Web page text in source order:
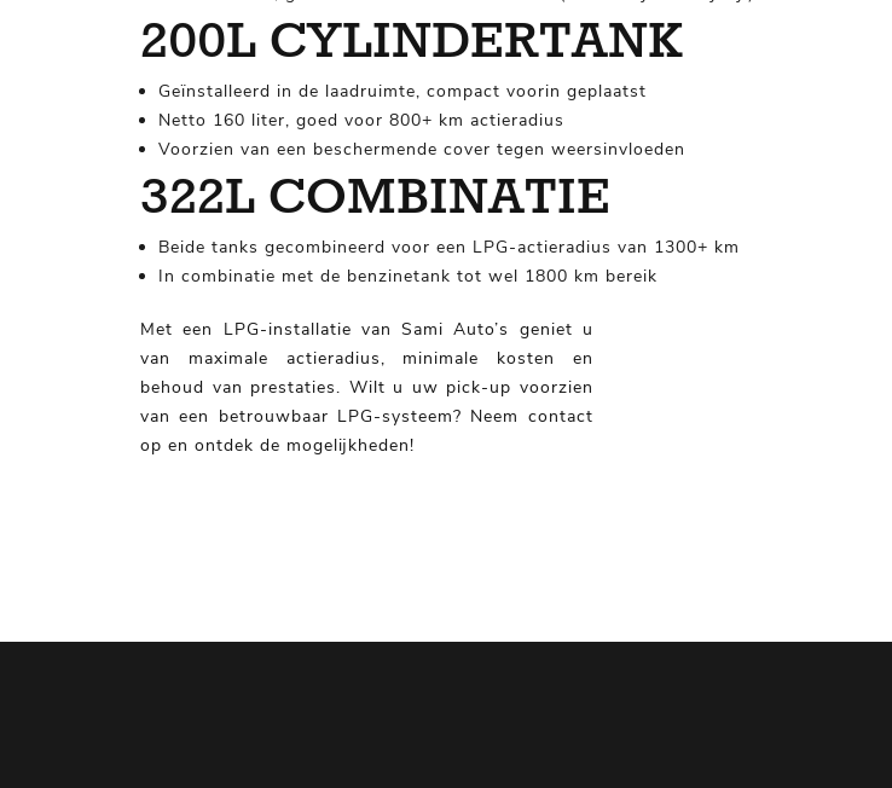
200L CYLINDERTANK
Geïnstalleerd in de laadruimte, compact voorin geplaatst
Netto 160 liter, goed voor 800+ km actieradius
Voorzien van een beschermende cover tegen weersinvloeden
322L COMBINATIE
Beide tanks gecombineerd voor een LPG-actieradius van 1300+ km
In combinatie met de benzinetank tot wel 1800 km bereik
Met een LPG-installatie van Sami Auto’s geniet u
van maximale actieradius, minimale kosten en
behoud van prestaties. Wilt u uw pick-up voorzien
van een betrouwbaar LPG-systeem? Neem contact
op en ontdek de mogelijkheden!